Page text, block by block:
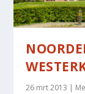
26 mrt 2013 |